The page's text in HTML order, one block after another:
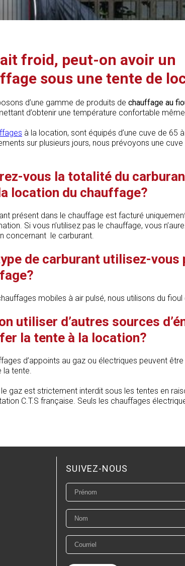
froid, peut-on avoir un
sous une tente de
d’une gamme de produits de chauffage au
d’obtenir une température confortable même
à la location, sont équipés d’une cuve de 65
sur plusieurs jours, nous prévoyons une
vous la totalité du
location du chauffage?
présent dans le chauffage est facturé
Si vous n’utilisez pas le chauffage, vous
concernant le carburant.
de carburant utilisez-vous
mobiles à air pulsé, nous utilisons du fioul
utiliser d’autres sources
la tente à la location?
d’appoints au gaz ou électriques peuvent
la tente.
gaz est strictement interdit sous les tentes en
C.T.S française. Seuls les chauffages
SUIVEZ-NOUS